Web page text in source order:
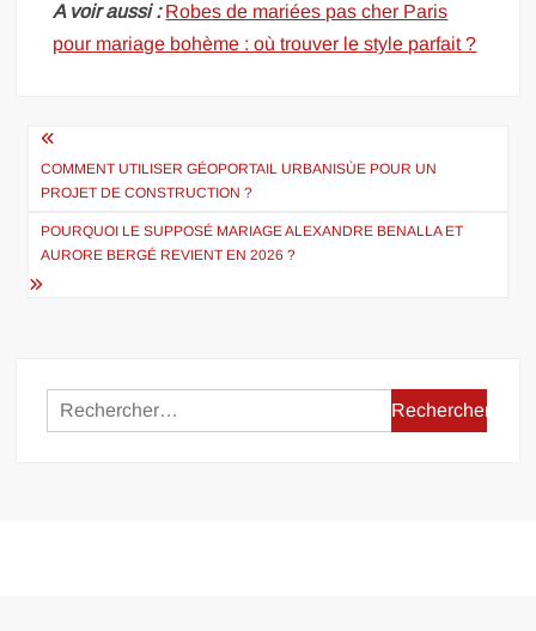
A voir aussi : Robes de mariées pas cher Paris
pour mariage bohème : où trouver le style parfait ?
Navigation
de
l’article
COMMENT UTILISER GÉOPORTAIL URBANISÙE POUR UN
PROJET DE CONSTRUCTION ?
POURQUOI LE SUPPOSÉ MARIAGE ALEXANDRE BENALLA ET
AURORE BERGÉ REVIENT EN 2026 ?
Rechercher :